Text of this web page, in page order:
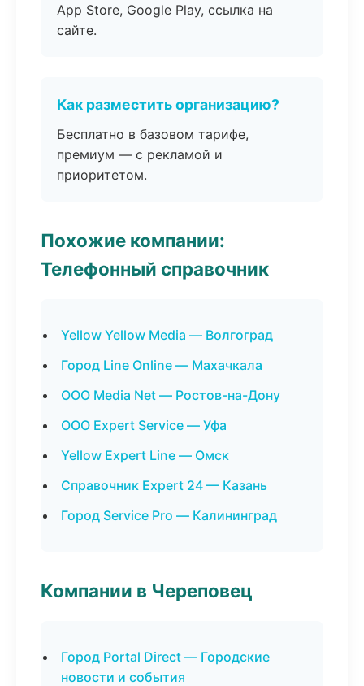
App Store, Google Play, ссылка на
сайте.
Как разместить организацию?
Бесплатно в базовом тарифе,
премиум — с рекламой и
приоритетом.
Похожие компании:
Телефонный справочник
Yellow Yellow Media — Волгоград
Город Line Online — Махачкала
ООО Media Net — Ростов-на-Дону
ООО Expert Service — Уфа
Yellow Expert Line — Омск
Справочник Expert 24 — Казань
Город Service Pro — Калининград
Компании в Череповец
Город Portal Direct — Городские
новости и события